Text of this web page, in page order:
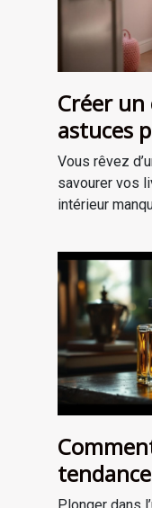
Créer un
astuces
Vous rêvez
savourer vos
intérieur
travers